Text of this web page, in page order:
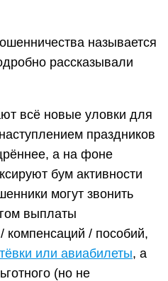
называется
рассказывали
всё новые уловки для
праздников
а на фоне
бум активности
могут звонить
выплаты
/ пособий,
или авиабилеты, а
(но не